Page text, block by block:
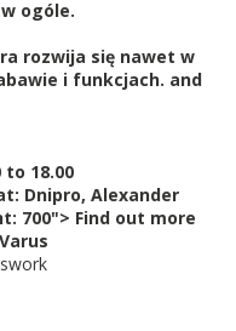
ogóle.
rozwija się nawet w
i funkcjach. and
18.00
Dnipro, Alexander
700"> Find out more
Varus